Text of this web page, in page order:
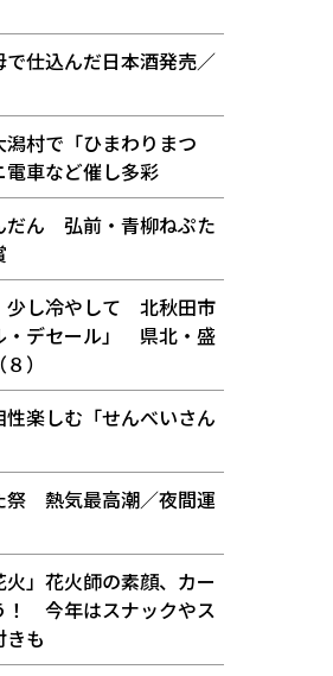
で仕込んだ日本酒発売／
村で「ひまわりまつ
車など催し多彩
だん 弘前・青柳ねぷた
少し冷やして 北秋田市
・デセール」 県北・盛
）
楽しむ「せんべいさん
祭 熱気最高潮／夜間運
火」花火師の素顔、カー
！ 今年はスナックやス
きも